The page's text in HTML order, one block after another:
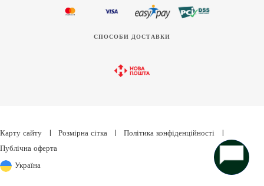
СПОСОБИ ДОСТАВКИ
Карту сайту Розмірна сітка Політика конфіденційності
Публічна оферта
Україна